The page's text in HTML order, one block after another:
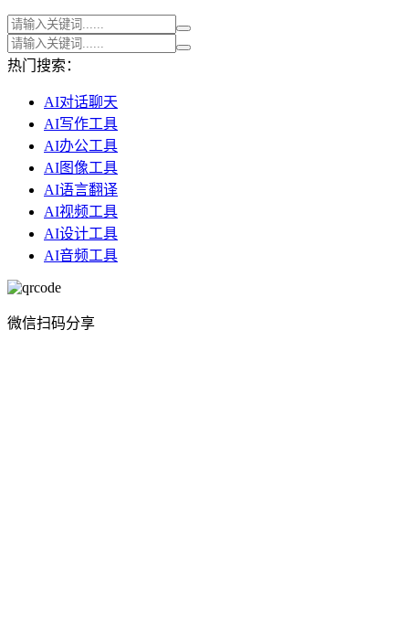
热门搜索：
AI对话聊天
AI写作工具
AI办公工具
AI图像工具
AI语言翻译
AI视频工具
AI设计工具
AI音频工具
微信扫码分享